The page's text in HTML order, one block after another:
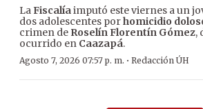
LaFiscalíaimputó este viernes a un
dos adolescentes porhomicidio
crimen de Roselín Florentín Gómez,
ocurrido en Caazapá.
Agosto 7, 2026 07:57 p. m. · Redacción ÚH